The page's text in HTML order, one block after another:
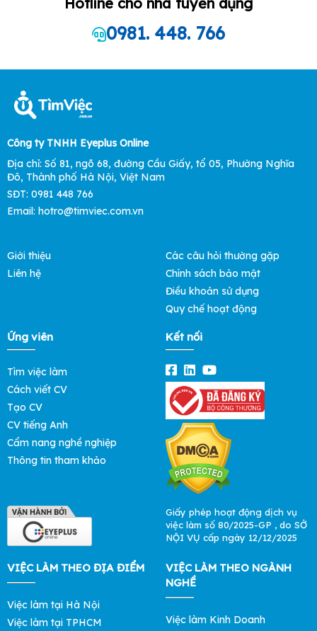
0981. 448. 766
Công ty TNHH Eyeplus Online
Địa chỉ: Số 81, ngõ 68, đường Cầu Giấy, tổ 05, Phường Nghĩa
Đô, Thành phố Hà Nội, Việt Nam
SĐT: 0981 448 766
Email: hotro@timviec.com.vn
Giới thiệu
Liên hệ
Các câu hỏi thường gặp
Chính sách bảo mật
Điều khoản sử dụng
Quy chế hoạt động
Ứng viên
Tìm việc làm
Cách viết CV
Tạo CV
CV tiếng Anh
Cẩm nang nghề nghiệp
Thông tin tham khảo
Kết nối
Giấy phép hoạt động dịch vụ
việc làm số 80/2025-GP , do SỞ
NỘI VỤ cấp ngày 12/12/2025
VIỆC LÀM THEO ĐỊA ĐIỂM
Việc làm tại Hà Nội
Việc làm tại TPHCM
VIỆC LÀM THEO NGÀNH
NGHỀ
Việc làm Kinh Doanh